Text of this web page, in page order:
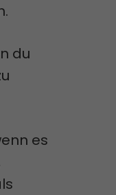
du
es